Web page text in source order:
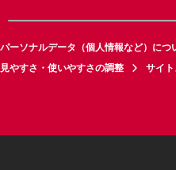
パーソナルデータ（個人情報など）につ
見やすさ・使いやすさの調整
サイ